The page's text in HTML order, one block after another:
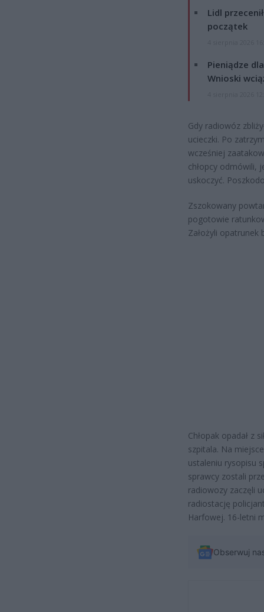
Lidl
początek
Pieniądze
Wnioski
Gdy radiowóz
ucieczki. Po
wcześniej
chłopcy odmówili,
uskoczyć.
Zszokowany
pogotowie
Założyli
Chłopak opadał z
szpitala. Na
ustaleniu rysopisu
sprawcy zostali
radiowozy zaczęli
radiostację
Harfowej. 16-letni
Obserwuj